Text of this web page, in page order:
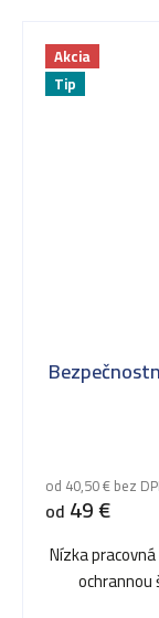
Akcia
Tip
od 40,50 € bez
od 49 €
Nízka